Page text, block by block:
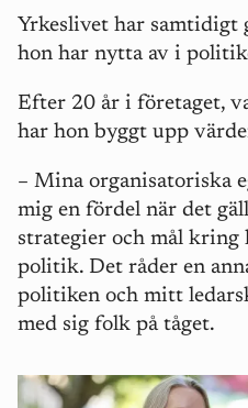
Yrkeslivet har samtidigt
hon har nytta av i
Efter 20 år i företaget,
har hon byggt upp
– Mina organisatoriska
mig en fördel när det
strategier och mål
politik. Det råder en
politiken och mitt
med sig folk på tåget.